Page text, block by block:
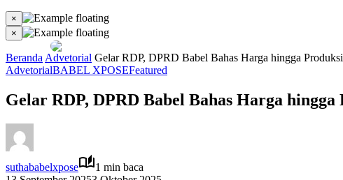
×
×
Beranda Advetorial Gelar RDP, DPRD Babel Bahas Harga hingga
AdvetorialBABEL XPOSEFeatured
Gelar RDP, DPRD Babel Bahas Harga
suthababelxpose
1 min baca